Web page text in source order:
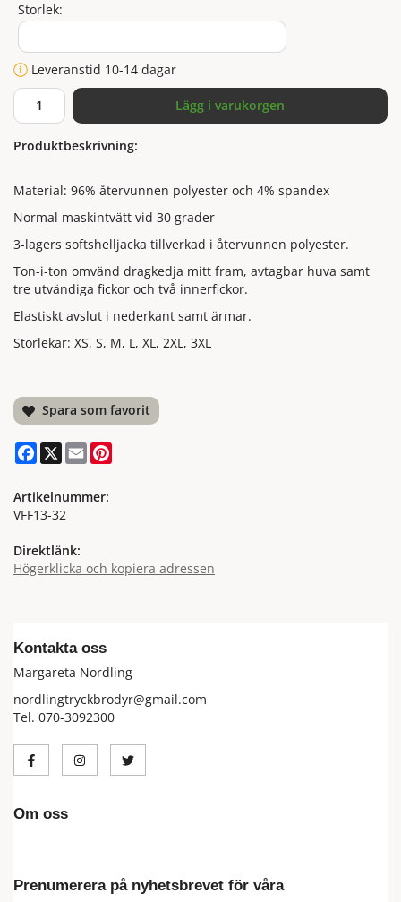
Storlek:
Leveranstid 10-14 dagar
Lägg i varukorgen
Produktbeskrivning:
Material: 96% återvunnen polyester och 4% spandex
Normal maskintvätt vid 30 grader
3-lagers softshelljacka tillverkad i återvunnen polyester.
Ton-i-ton omvänd dragkedja mitt fram, avtagbar huva samt
tre utvändiga fickor och två innerfickor.
Elastiskt avslut i nederkant samt ärmar.
Storlekar: XS, S, M, L, XL, 2XL, 3XL
Spara som favorit
Facebook
X Email
Artikelnummer:
VFF13-32
Direktlänk:
Högerklicka och kopiera adressen
Kontakta oss
Margareta Nordling
nordlingtryckbrodyr@gmail.com
Tel. 070-3092300
Om oss
Prenumerera på nyhetsbrevet för våra